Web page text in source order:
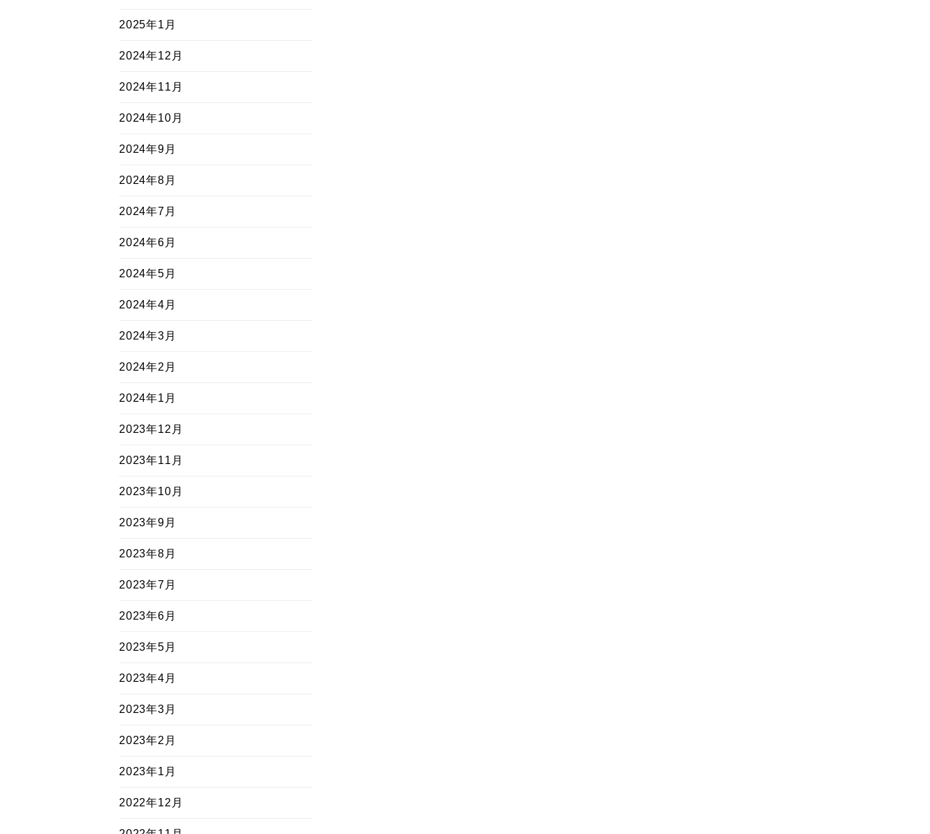
2025年1月
2024年12月
2024年11月
2024年10月
2024年9月
2024年8月
2024年7月
2024年6月
2024年5月
2024年4月
2024年3月
2024年2月
2024年1月
2023年12月
2023年11月
2023年10月
2023年9月
2023年8月
2023年7月
2023年6月
2023年5月
2023年4月
2023年3月
2023年2月
2023年1月
2022年12月